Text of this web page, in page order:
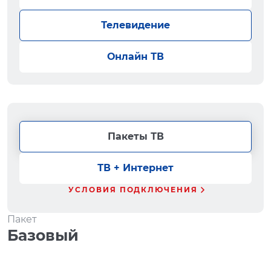
Телевидение
Онлайн ТВ
Пакеты ТВ
ТВ + Интернет
УСЛОВИЯ ПОДКЛЮЧЕНИЯ
Пакет
Базовый